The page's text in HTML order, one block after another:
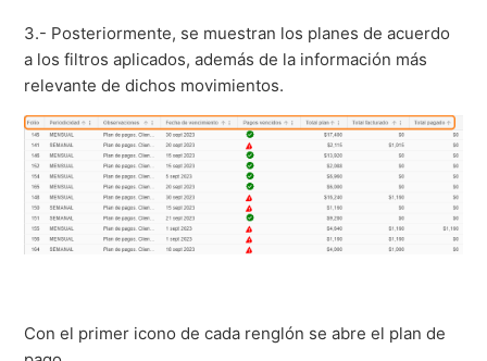
3.- Posteriormente, se muestran los planes de acuerdo
a los filtros aplicados, además de la información más
relevante de dichos movimientos.
Con el primer icono de cada renglón se abre el plan de